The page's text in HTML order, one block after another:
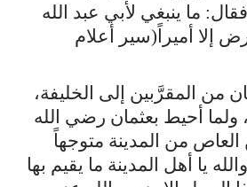
فقال: ما ينبغي لأبي عبد الله
إلا أميراً(سير أعلام
من المقرَّبين إلى الخليفة،
أحيط بعثمان رضي الله
من المدينة متوجهاً
يا أهل المدينة ما يقيم بها